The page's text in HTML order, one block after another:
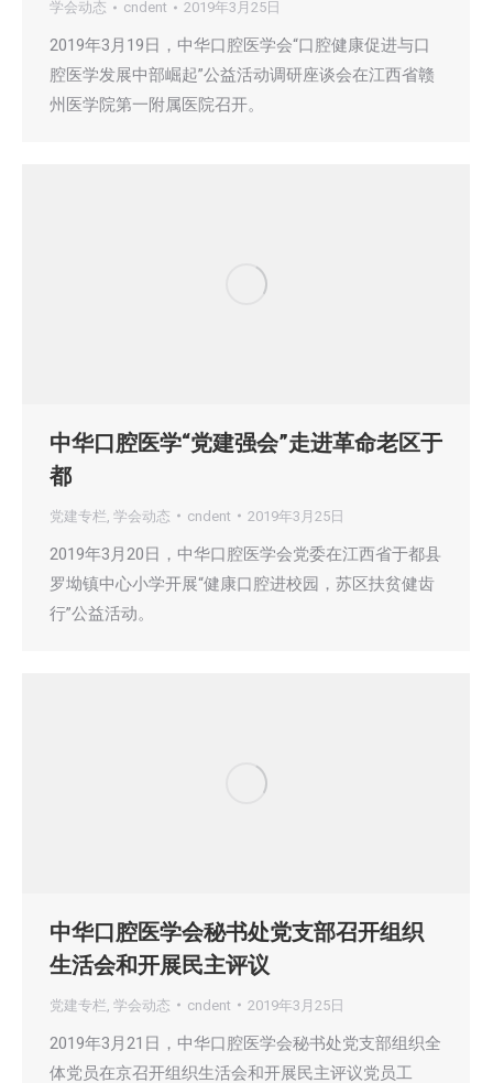
学会动态 cndent 2019年3月25日
2019年3月19日，中华口腔医学会“口腔健康促进与口
腔医学发展中部崛起”公益活动调研座谈会在江西省赣
州医学院第一附属医院召开。
中华口腔医学“党建强会”走进革命老区于
都
党建专栏 学会动态 cndent 2019年3月25日
2019年3月20日，中华口腔医学会党委在江西省于都县
罗坳镇中心小学开展“健康口腔进校园，苏区扶贫健齿
行”公益活动。
中华口腔医学会秘书处党支部召开组织
生活会和开展民主评议
党建专栏 学会动态 cndent 2019年3月25日
2019年3月21日，中华口腔医学会秘书处党支部组织全
体党员在京召开组织生活会和开展民主评议党员工